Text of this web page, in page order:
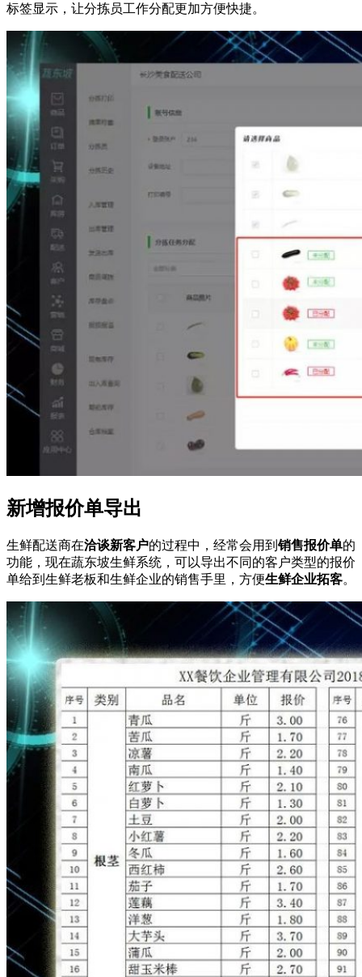
标签显示，让分拣员工作分配更加方便快捷。
新增报价单导出
生鲜配送商在洽谈新客户的过程中，经常会用到销售报价单的
功能，现在蔬东坡生鲜系统，可以导出不同的客户类型的报价
单给到生鲜老板和生鲜企业的销售手里，方便生鲜企业拓客。